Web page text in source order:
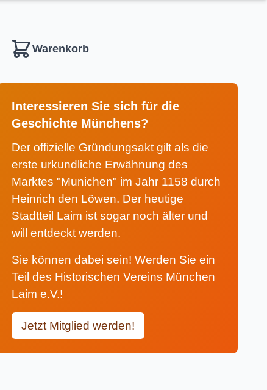
Warenkorb
Interessieren Sie sich für die
Geschichte Münchens?
Der offizielle Gründungsakt gilt als die
erste urkundliche Erwähnung des
Marktes "Munichen" im Jahr 1158 durch
Heinrich den Löwen. Der heutige
Stadtteil Laim ist sogar noch älter und
will entdeckt werden.
Sie können dabei sein! Werden Sie ein
Teil des Historischen Vereins München
Laim e.V.!
Jetzt Mitglied werden!